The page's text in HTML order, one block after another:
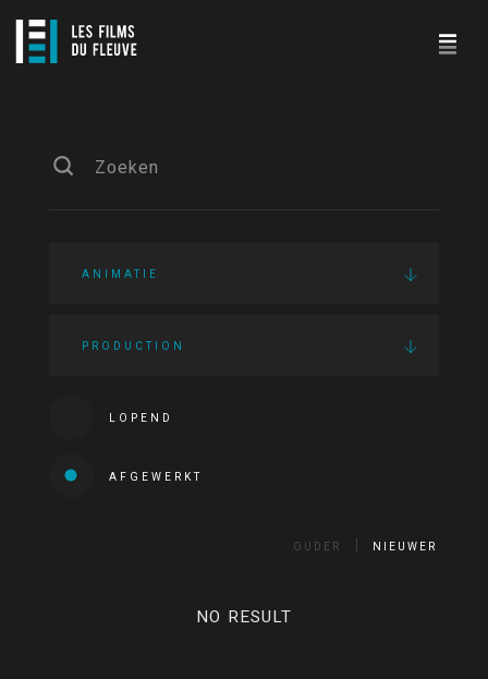
ANIMATIE
PRODUCTION
LOPEND
AFGEWERKT
OUDER NIEUWER
NO RESULT